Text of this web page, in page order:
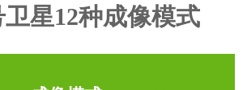
星12种成像模式